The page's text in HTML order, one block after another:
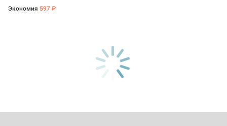
Экономия 597 ₽